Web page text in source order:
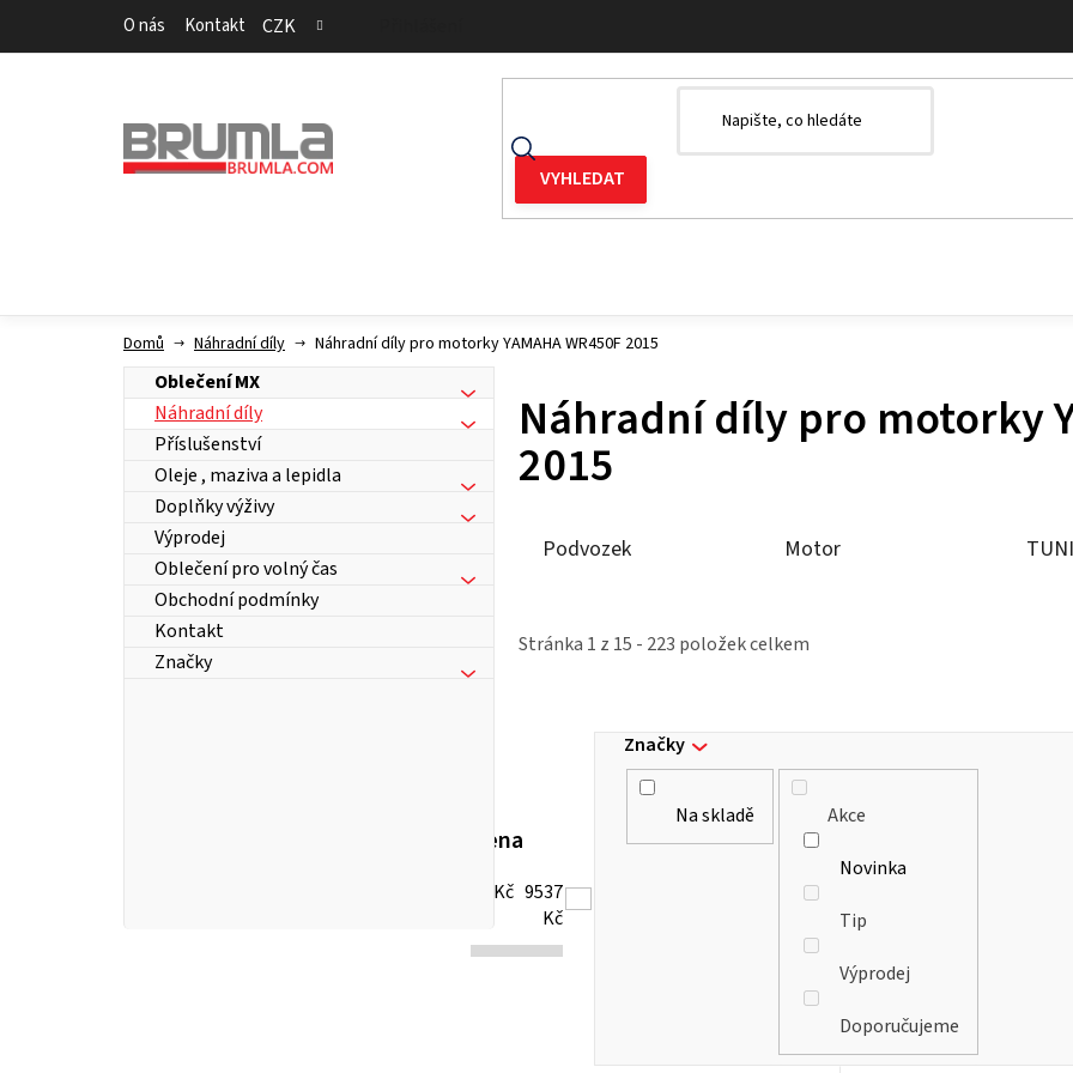
O nás Kontakt CZK
Domů Náhradní díly Náhradní díly pro motorky YAMAHA WR450F 2015
Oblečení MX
Náhradní díly
Příslušenství
Oleje , maziva a lepidla
Doplňky výživy
Výprodej
Oblečení pro volný čas
Obchodní podmínky
Kontakt
Značky
Náhradní díly pro motorky
2015
Podvozek Motor
Stránka 1 z 15 - 223 položek celkem
Cena
Kč 9537
Kč
Na skladě
Akce
Novinka
Tip
Výprodej
Doporučujeme
Značky